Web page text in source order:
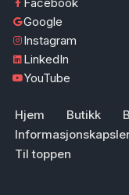
Google
Instagram
LinkedIn
YouTube
Hjem Butikk
Til toppen